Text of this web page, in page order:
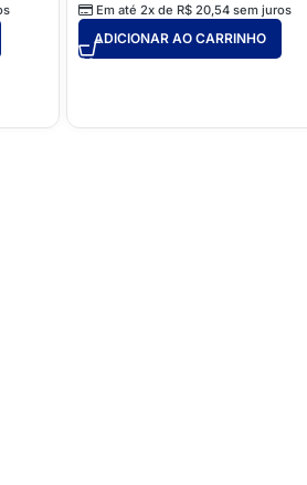
Em até 2x de R$ 20,54 sem juros
ADICIONAR AO CARRINHO